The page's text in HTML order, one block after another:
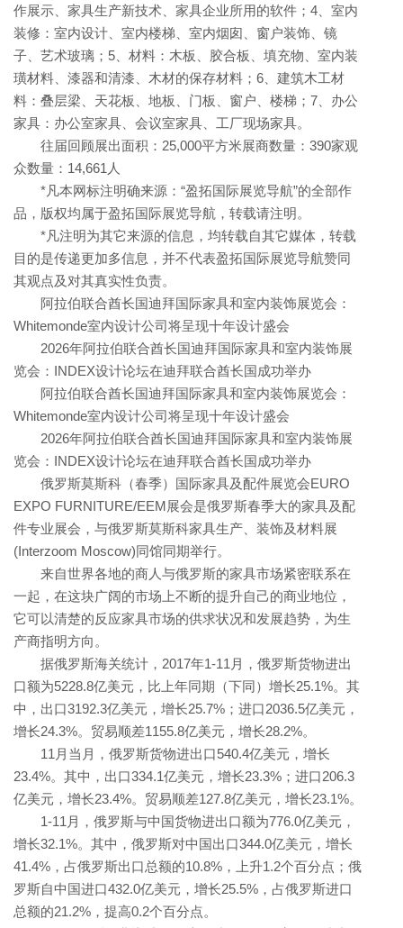
作展示、家具生产新技术、家具企业所用的软件；4、室内
装修：室内设计、室内楼梯、室内烟囱、窗户装饰、镜
子、艺术玻璃；5、材料：木板、胶合板、填充物、室内装
璜材料、漆器和清漆、木材的保存材料；6、建筑木工材
料：叠层梁、天花板、地板、门板、窗户、楼梯；7、办公
家具：办公室家具、会议室家具、工厂现场家具。
往届回顾展出面积：25,000平方米展商数量：390家观
众数量：14,661人
*凡本网标注明确来源：“盈拓国际展览导航”的全部作
品，版权均属于盈拓国际展览导航，转载请注明。
*凡注明为其它来源的信息，均转载自其它媒体，转载
目的是传递更加多信息，并不代表盈拓国际展览导航赞同
其观点及对其真实性负责。
阿拉伯联合酋长国迪拜国际家具和室内装饰展览会：
Whitemonde室内设计公司将呈现十年设计盛会
2026年阿拉伯联合酋长国迪拜国际家具和室内装饰展
览会：INDEX设计论坛在迪拜联合酋长国成功举办
阿拉伯联合酋长国迪拜国际家具和室内装饰展览会：
Whitemonde室内设计公司将呈现十年设计盛会
2026年阿拉伯联合酋长国迪拜国际家具和室内装饰展
览会：INDEX设计论坛在迪拜联合酋长国成功举办
俄罗斯莫斯科（春季）国际家具及配件展览会EURO
EXPO FURNITURE/EEM展会是俄罗斯春季大的家具及配
件专业展会，与俄罗斯莫斯科家具生产、装饰及材料展
(Interzoom Moscow)同馆同期举行。
来自世界各地的商人与俄罗斯的家具市场紧密联系在
一起，在这块广阔的市场上不断的提升自己的商业地位，
它可以清楚的反应家具市场的供求状况和发展趋势，为生
产商指明方向。
据俄罗斯海关统计，2017年1-11月，俄罗斯货物进出
口额为5228.8亿美元，比上年同期（下同）增长25.1%。其
中，出口3192.3亿美元，增长25.7%；进口2036.5亿美元，
增长24.3%。贸易顺差1155.8亿美元，增长28.2%。
11月当月，俄罗斯货物进出口540.4亿美元，增长
23.4%。其中，出口334.1亿美元，增长23.3%；进口206.3
亿美元，增长23.4%。贸易顺差127.8亿美元，增长23.1%。
1-11月，俄罗斯与中国货物进出口额为776.0亿美元，
增长32.1%。其中，俄罗斯对中国出口344.0亿美元，增长
41.4%，占俄罗斯出口总额的10.8%，上升1.2个百分点；俄
罗斯自中国进口432.0亿美元，增长25.5%，占俄罗斯进口
总额的21.2%，提高0.2个百分点。